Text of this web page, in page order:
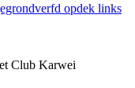
opdek links
Club Karwei